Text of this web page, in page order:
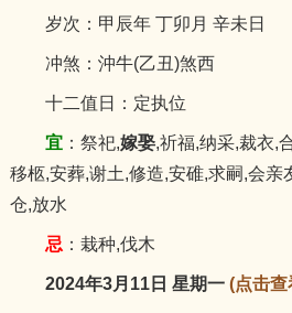
岁次：甲辰年 丁卯月 辛未日
冲煞：沖牛(乙丑)煞西
十二值日：定执位
宜：祭祀,嫁娶,祈福,纳采,裁衣,
移柩,安葬,谢土,修造,安碓,求嗣,会亲
仓,放水
忌 ：栽种,伐木
2024年3月11日 星期一 (点击查